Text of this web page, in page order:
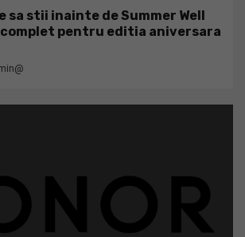
sa stii inainte de Summer Well
pentru editia aniversara